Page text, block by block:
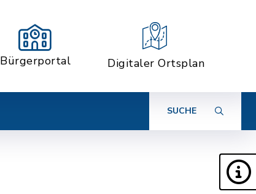
Bürgerportal Digitaler Ortsplan
SUCHE